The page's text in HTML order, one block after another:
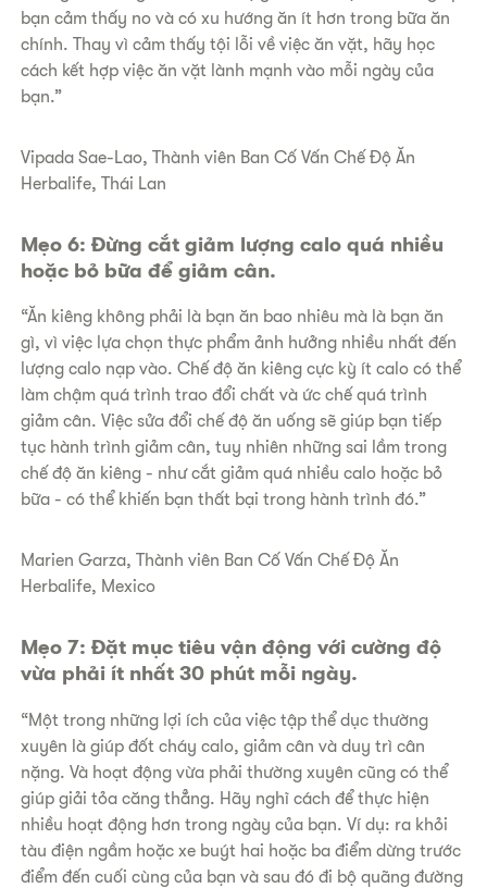
bạn cảm thấy no và có xu hướng ăn ít hơn trong bữa ăn
chính. Thay vì cảm thấy tội lỗi về việc ăn vặt, hãy học
cách kết hợp việc ăn vặt lành mạnh vào mỗi ngày của
bạn.”
​Vipada Sae-Lao, Thành viên Ban Cố Vấn Chế Độ Ăn
Herbalife, Thái Lan
​Mẹo 6: Đừng cắt giảm lượng calo quá nhiều
hoặc bỏ bữa để giảm cân.
“Ăn kiêng không phải là bạn ăn bao nhiêu mà là bạn ăn
gì, vì việc lựa chọn thực phẩm ảnh hưởng nhiều nhất đến
lượng calo nạp vào. Chế độ ăn kiêng cực kỳ ít calo có thể
làm chậm quá trình trao đổi chất và ức chế quá trình
giảm cân. Việc sửa đổi chế độ ăn uống sẽ giúp bạn tiếp
tục hành trình giảm cân, tuy nhiên những sai lầm trong
chế độ ăn kiêng - như cắt giảm quá nhiều calo hoặc bỏ
bữa - có thể khiến bạn thất bại trong hành trình đó.”
Marien Garza, Thành viên Ban Cố Vấn Chế Độ Ăn
Herbalife, Mexico
​Mẹo 7: Đặt mục tiêu vận động với cường độ
vừa phải ít nhất 30 phút mỗi ngày.
“Một trong những lợi ích của việc tập thể dục thường
xuyên là giúp đốt cháy calo, giảm cân và duy trì cân
nặng. Và hoạt động vừa phải thường xuyên cũng có thể
giúp giải tỏa căng thẳng. Hãy nghĩ cách để thực hiện
nhiều hoạt động hơn trong ngày của bạn. Ví dụ: ra khỏi
tàu điện ngầm hoặc xe buýt hai hoặc ba điểm dừng trước
điểm đến cuối cùng của bạn và sau đó đi bộ quãng đường